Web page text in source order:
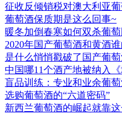
征收反倾销税对澳大利亚
葡萄酒保质期是这么回事~
暖冬加倒春寒如何双杀葡萄
2020年国产葡萄酒和黄酒
是什么悄悄戳破了国产葡
中国哪11个酒产地被纳入
盲品训练：专业和业余葡
选购葡萄酒的“六道密码”
新西兰葡萄酒的崛起就靠